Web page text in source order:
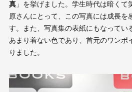
真」を挙げました。学生時代は暗くて
原さんにとって、この写真には成長を
す。また、写真集の表紙にもなってい
あまり着ない色であり、首元のワンポ
りました。